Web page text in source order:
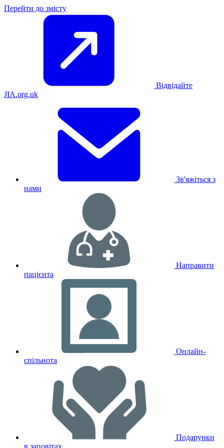
Перейти до змісту
Відвідайте
JIA.org.uk
Зв'яжіться з
нами
Направити
пацієнта
Онлайн-
спільнота
Подарунки
в заповітах